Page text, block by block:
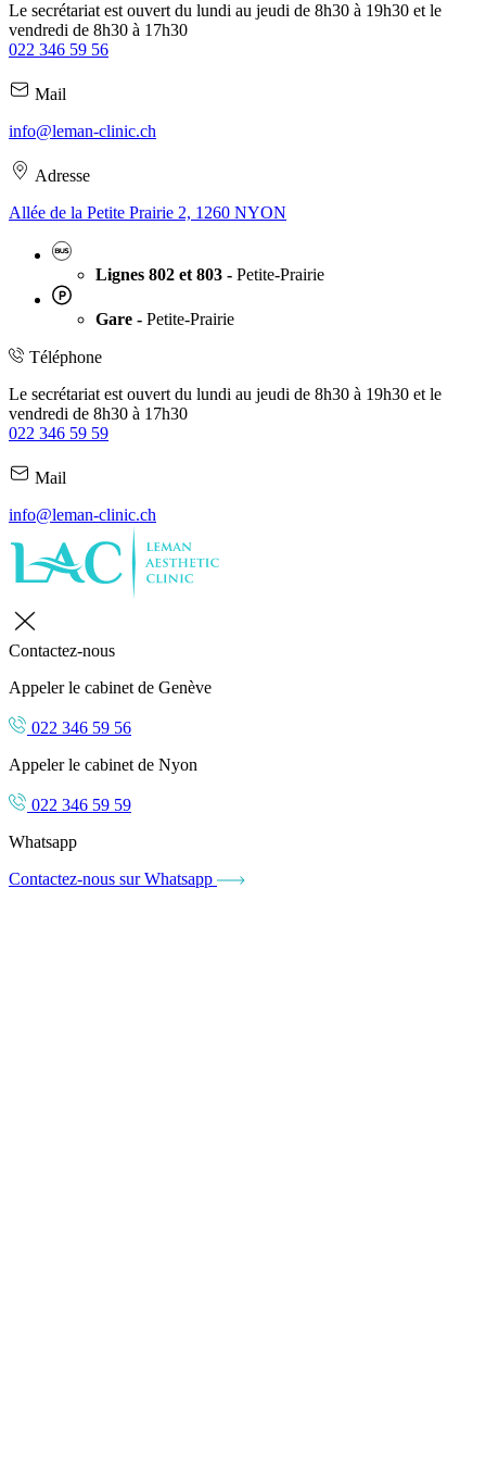
Le secrétariat est ouvert du lundi au jeudi de 8h30 à 19h30 et le
vendredi de 8h30 à 17h30
022 346 59 56
Mail
info@leman-clinic.ch
Adresse
Allée de la Petite Prairie 2, 1260 NYON
Lignes 802 et 803 - Petite-Prairie
Gare - Petite-Prairie
Téléphone
Le secrétariat est ouvert du lundi au jeudi de 8h30 à 19h30 et le
vendredi de 8h30 à 17h30
022 346 59 59
Mail
info@leman-clinic.ch
Contactez-nous
Appeler le cabinet de Genève
022 346 59 56
Appeler le cabinet de Nyon
022 346 59 59
Whatsapp
Contactez-nous sur Whatsapp